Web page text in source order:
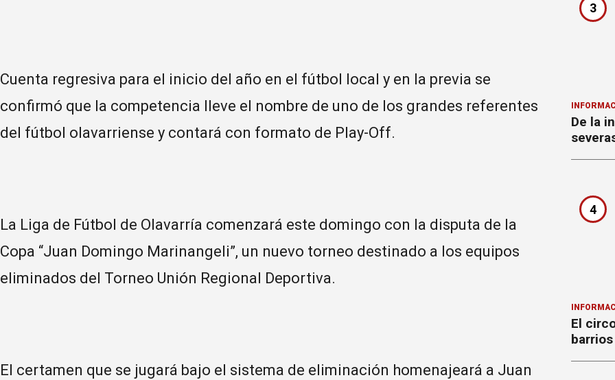
Cuenta regresiva para el inicio del año en el fútbol local y en la previa se
confirmó que la competencia lleve el nombre de uno de los grandes referentes
del fútbol olavarriense y contará con formato de Play-Off.
La Liga de Fútbol de Olavarría comenzará este domingo con la disputa de la
Copa “Juan Domingo Marinangeli”, un nuevo torneo destinado a los equipos
eliminados del Torneo Unión Regional Deportiva.
El certamen que se jugará bajo el sistema de eliminación homenajeará a Juan
3
De la
4
El
barrios